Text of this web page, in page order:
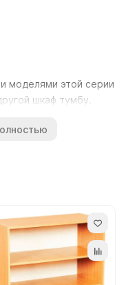
моделями этой серии
шкаф тумбу.
сертификат.